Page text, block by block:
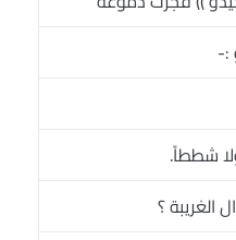
:-
شططاً.
الغريبة ؟